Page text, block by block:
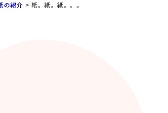
の紹介 > 紙。紙。紙。。。